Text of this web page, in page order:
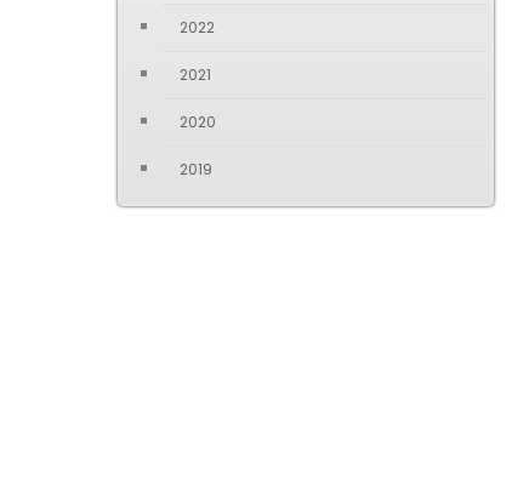
2022
2021
2020
2019